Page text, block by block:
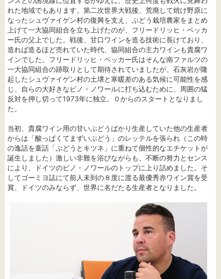
れた地域でもあります。第二次世界大戦後、荒廃して焼け野原に
なったシュヴァイゲン村の復興を支え、ぶどう栽培農家をまとめ
上げて一大協同組合を立ち上げたのが、フリードリッヒ・ベッカ
ー氏の父上でした。戦後、甘口ワインを造る技術に長けており、
造れば造るほど売れていた時代、協同組合の主力ワインも貴腐ワ
インでした。フリードリッヒ・ベッカー氏はそんな南ファルツの
一大協同組合の跡取りとして期待されていましたが、石灰岩が隆
起したシュヴァイゲン村の土壌と寒暖差のある気候に可能性を感
じ、自らの大好きなピノ・ノワールに打ち込むために、周囲の猛
反対を押し切って1973年に独立。０からのスタートとなりまし
た。
当初、貴腐ワイン用の甘いぶどうばかり生産していた他の生産者
からは「酸っぱくてまずいぶどう」のレッテルを張られ（この時
の逸話を童話「ぶどうとキツネ」に重ねて個性的なエチケットが
誕生しました）激しい非難を浴びながらも、不断の努力とセンス
により、ドイツのピノ・ノワールのトップに上り詰めました。そ
してゴーミヨ誌にて前人未到の８度に渡る最優秀赤ワイン賞を受
賞、ドイツのみならず、世界に名だたる生産者となりました。